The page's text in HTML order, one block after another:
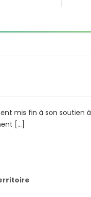
mis fin à son soutien
[…]